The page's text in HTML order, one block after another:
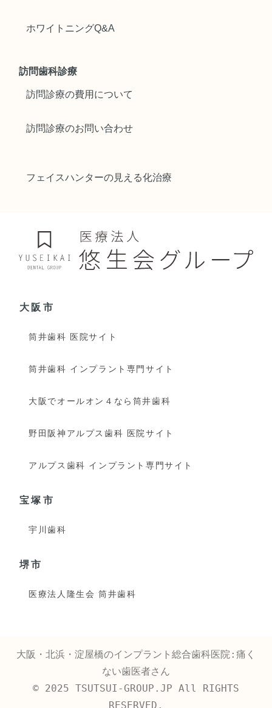
ホワイトニングQ&A
訪問歯科診療
訪問診療の費用について
訪問診療のお問い合わせ
フェイスハンターの見える化治療
大阪市
筒井歯科 医院サイト
筒井歯科 インプラント専門サイト
大阪でオールオン４なら筒井歯科
野田阪神アルプス歯科 医院サイト
アルプス歯科 インプラント専門サイト
宝塚市
宇川歯科
堺市
医療法人隆生会 筒井歯科
大阪・北浜・淀屋橋のインプラント総合歯科医院:痛く
ない歯医者さん
© 2025 TSUTSUI-GROUP.JP All RIGHTS
RESERVED.